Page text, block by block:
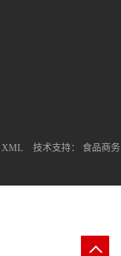
XML 技术支持： 食品商务